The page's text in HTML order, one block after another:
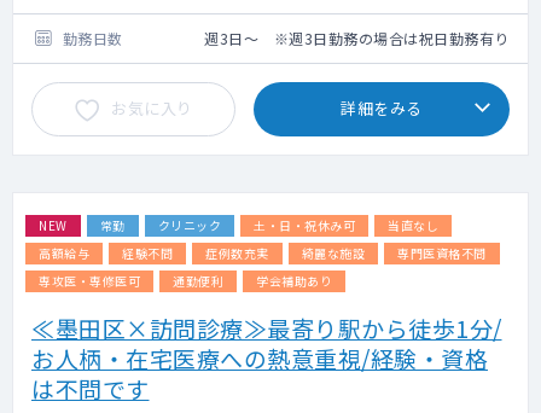
主治医制を採用しており、医師1名（週5日勤
務の場合）に約100名の患者様をご担当頂き
ます。
総患者数の半数近くは癌末期の患者様で、精
神疾患をお持ちの患者様も20％程度いらっし
ゃいます。
人工呼吸器をつけている患者様は数名いらっ
川区近隣です。
平日は10ライン程度、土曜日は2～3ライン回
っています。
ャリア・経験等による
勤務日数
週3日～ ※週3日勤務の場合は祝日勤務有り
お気に入り 詳細をみる
NEW 常勤 クリニック 土・日・祝休み可
当直なし
高額給与
経験不問 症例数充実 綺麗な施設
専門医資格不問
専攻医・専修医可
通勤便利 学会補助あり
≪墨田区×訪問診療≫最寄り駅から徒歩1分/
お人柄・在宅医療への熱意重視/経験・資格
は不問です